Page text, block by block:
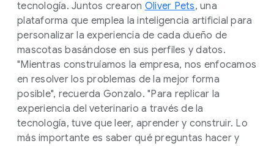
tecnología. Juntos crearon Oliver Pets, una
plataforma que emplea la inteligencia artificial para
personalizar la experiencia de cada dueño de
mascotas basándose en sus perfiles y datos.
"Mientras construíamos la empresa, nos enfocamos
en resolver los problemas de la mejor forma
posible", recuerda Gonzalo. "Para replicar la
experiencia del veterinario a través de la
tecnología, tuve que leer, aprender y construir. Lo
más importante es saber qué preguntas hacer y